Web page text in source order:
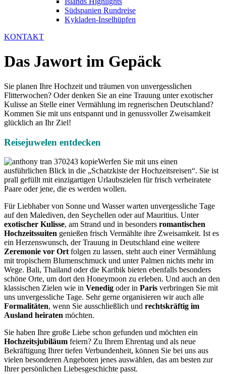
Südspanien Rundreise
Kykladen-Inselhüpfen
KONTAKT
Das Jawort im Gepäck
Sie planen Ihre Hochzeit und träumen von unvergesslichen
Flitterwochen? Oder denken Sie an eine Trauung unter exotischer
Kulisse an Stelle einer Vermählung im regnerischen Deutschland?
Kommen Sie mit uns entspannt und in genussvoller Zweisamkeit
glücklich an Ihr Ziel!
Reisejuwelen entdecken
Werfen Sie mit uns einen
ausführlichen Blick in die „Schatzkiste der Hochzeitsreisen“. Sie ist
prall gefüllt mit einzigartigen Urlaubszielen für frisch verheiratete
Paare oder jene, die es werden wollen.
Für Liebhaber von Sonne und Wasser warten unvergessliche Tage
auf den Malediven, den Seychellen oder auf Mauritius. Unter
exotischer Kulisse, am Strand und in besonders romantischen
Hochzeitssuiten genießen frisch Vermählte ihre Zweisamkeit. Ist es
ein Herzenswunsch, der Trauung in Deutschland eine weitere
Zeremonie vor Ort folgen zu lassen, steht auch einer Vermählung
mit tropischem Blumenschmuck und unter Palmen nichts mehr im
Wege. Bali, Thailand oder die Karibik bieten ebenfalls besonders
schöne Orte, um dort den Honeymoon zu erleben. Und auch an den
klassischen Zielen wie in Venedig oder in Paris verbringen Sie mit
uns unvergessliche Tage. Sehr gerne organisieren wir auch alle
Formalitäten, wenn Sie ausschließlich und rechtskräftig im
Ausland heiraten möchten.
Sie haben Ihre große Liebe schon gefunden und möchten ein
Hochzeitsjubiläum feiern? Zu Ihrem Ehrentag und als neue
Bekräftigung Ihrer tiefen Verbundenheit, können Sie bei uns aus
vielen besonderen Angeboten jenes auswählen, das am besten zur
Ihrer persönlichen Liebesgeschichte passt.